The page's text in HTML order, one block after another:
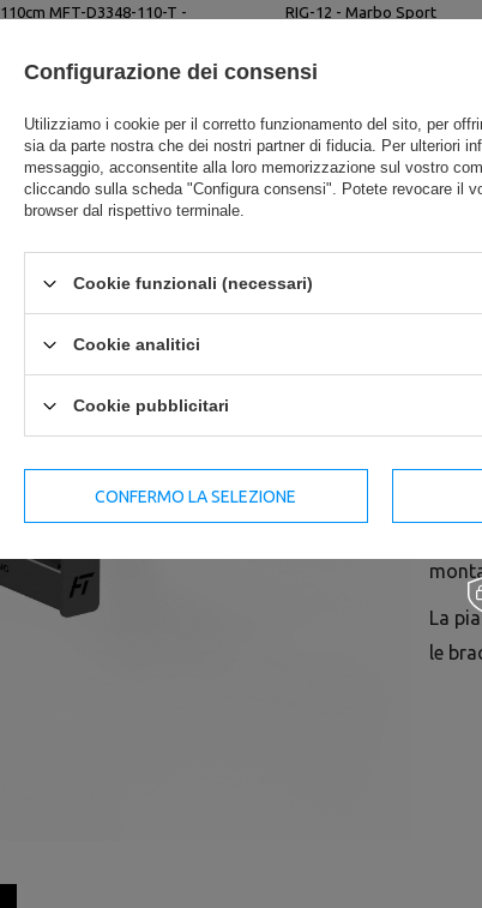
110cm MFT-D3348-110-T -
157,00 €
RIG-12 - Marbo Sport
2 359,00 €
I
Il
La
le
Configurazione dei consensi
Utilizziamo i cookie per il corretto funzionamento del sito, per
sia da parte nostra che dei nostri partner di fiducia. Per ulteriori
messaggio, acconsentite alla loro memorizzazione sul vostro
cliccando sulla scheda "Configura consensi". Potete revocare il
browser dal rispettivo terminale.
Cookie funzionali (necessari)
Cookie analitici
Cookie pubblicitari
CONFERMO LA SELEZIONE